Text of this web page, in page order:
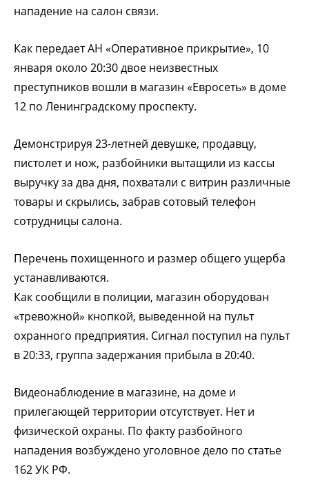
нападение на салон связи.
Как передает АН «Оперативное прикрытие», 10
января около 20:30 двое неизвестных
преступников вошли в магазин «Евросеть» в доме
12 по Ленинградскому проспекту.
Демонстрируя 23-летней девушке, продавцу,
пистолет и нож, разбойники вытащили из кассы
выручку за два дня, похватали с витрин различные
товары и скрылись, забрав сотовый телефон
сотрудницы салона.
Перечень похищенного и размер общего ущерба
устанавливаются.
Как сообщили в полиции, магазин оборудован
«тревожной» кнопкой, выведенной на пульт
охранного предприятия. Сигнал поступил на пульт
в 20:33, группа задержания прибыла в 20:40.
Видеонаблюдение в магазине, на доме и
прилегающей территории отсутствует. Нет и
физической охраны. По факту разбойного
нападения возбуждено уголовное дело по статье
162 УК РФ.